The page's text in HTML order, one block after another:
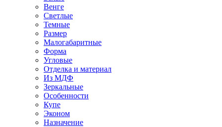
Венге
Светлые
Темные
Размер
Малогабаритные
Форма
Угловые
Отделка и материал
Из МДФ
Зеркальные
Особенности
Купе
Эконом
Назначение